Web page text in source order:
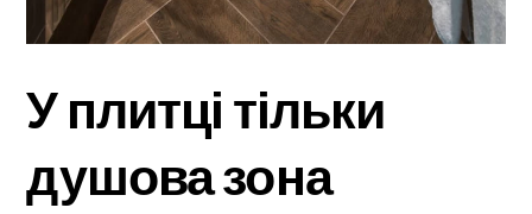
У плитці тільки
душова зона